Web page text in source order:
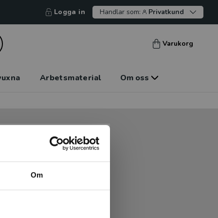
Om
Logga in Handlar som: Privatkund
Varukorg
Arbetsmaterial Om oss
betala mot faktura
hos oss.